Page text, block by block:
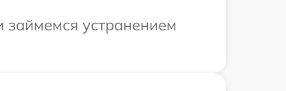
займемся устранением